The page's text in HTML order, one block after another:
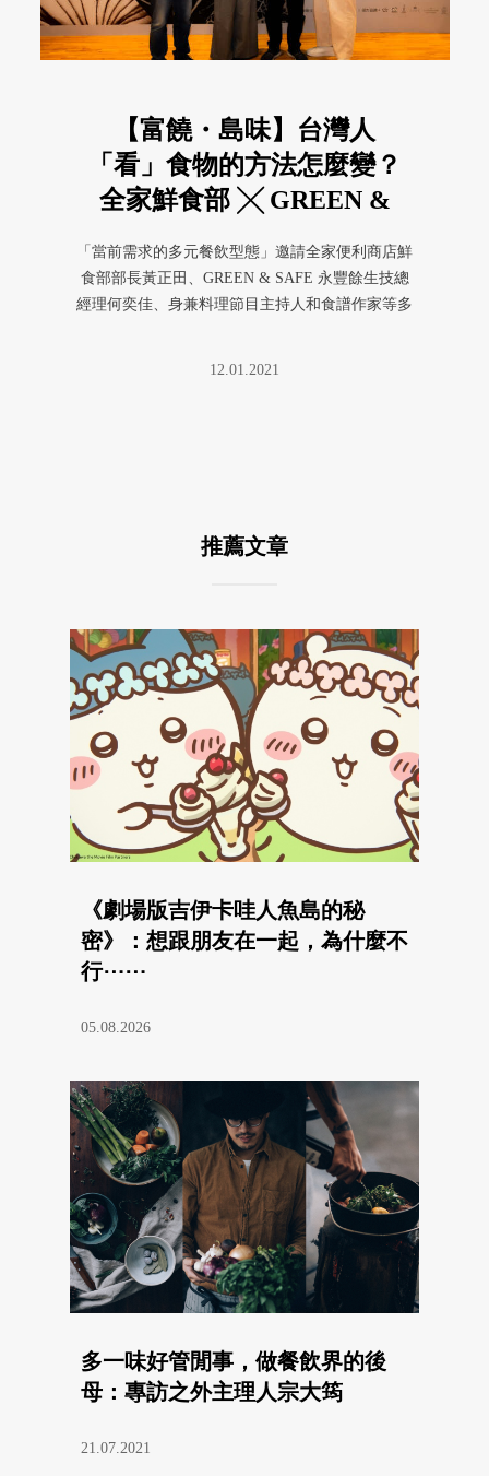
【富饒・島味】台灣人
「看」食物的方法怎麼變？
全家鮮食部 ╳ GREEN &
「當前需求的多元餐飲型態」邀請全家便利商店鮮
食部部長黃正田、GREEN & SAFE 永豐餘生技總
經理何奕佳、身兼料理節目主持人和食譜作家等多
12.01.2021
推薦文章
《劇場版吉伊卡哇人魚島的秘
密》：想跟朋友在一起，為什麼不
行⋯⋯
05.08.2026
多一味好管閒事，做餐飲界的後
母：專訪之外主理人宗大筠
21.07.2021